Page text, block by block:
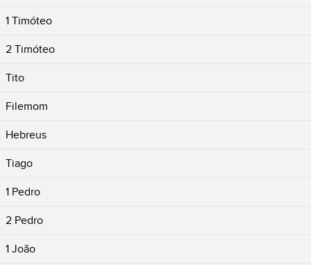
1 Timóteo
2 Timóteo
Tito
Filemom
Hebreus
Tiago
1 Pedro
2 Pedro
1 João